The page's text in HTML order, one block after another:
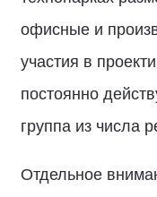
офисные и
участия в
постоянно
группа из числа
Отдельное